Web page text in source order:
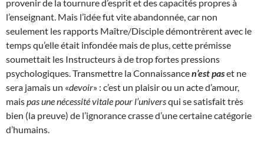
provenir de la tournure d’esprit et des capacités propres à
l’enseignant. Mais l’idée fut vite abandonnée, car non
seulement les rapports Maître/Disciple démontrèrent avec le
temps qu’elle était infondée mais de plus, cette prémisse
soumettait les Instructeurs à de trop fortes pressions
psychologiques. Transmettre la Connaissancen’est paset ne
sera jamais un «devoir» : c’est un plaisir ou un acte d’amour,
maispas une nécessité vitale pour l’universqui se satisfait très
bien (la preuve) de l’ignorance crasse d’une certaine catégorie
d’humains.